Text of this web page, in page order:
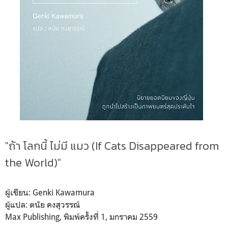
"ถ้า โลกนี้ ไม่มี แมว (If Cats Disappeared from
the World)"
ผู้เขียน: Genki Kawamura
ผู้แปล: ดนัย คงสุวรรณ์
Max Publishing, พิมพ์ครั้งที่ 1, มกราคม 2559